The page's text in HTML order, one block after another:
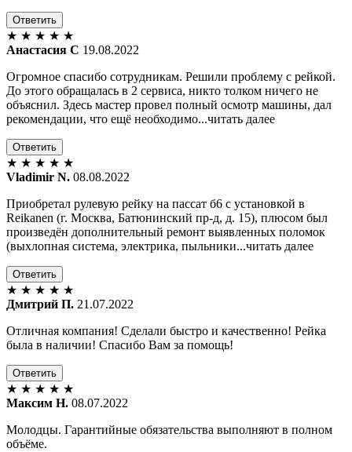
Ответить
★ ★ ★ ★ ★
Анастасия С 19.08.2022
Огромное спасибо сотрудникам. Решили проблему с рейкой.
До этого обращалась в 2 сервиса, никто толком ничего не
объяснил. Здесь мастер провел полный осмотр машины, дал
рекомендации, что ещё необходимо...читать далее
Ответить
★ ★ ★ ★ ★
Vladimir N. 08.08.2022
Приобретал рулевую рейку на пассат б6 с установкой в
Reikanen (г. Москва, Батюнинский пр-д, д. 15), плюсом был
произведён дополнительный ремонт выявленных поломок
(выхлопная система, электрика, пыльники...читать далее
Ответить
★ ★ ★ ★ ★
Дмитрий П. 21.07.2022
Отличная компания! Сделали быстро и качественно! Рейка
была в наличии! Спасибо Вам за помощь!
Ответить
★ ★ ★ ★ ★
Максим Н. 08.07.2022
Молодцы. Гарантийные обязательства выполняют в полном
объёме.